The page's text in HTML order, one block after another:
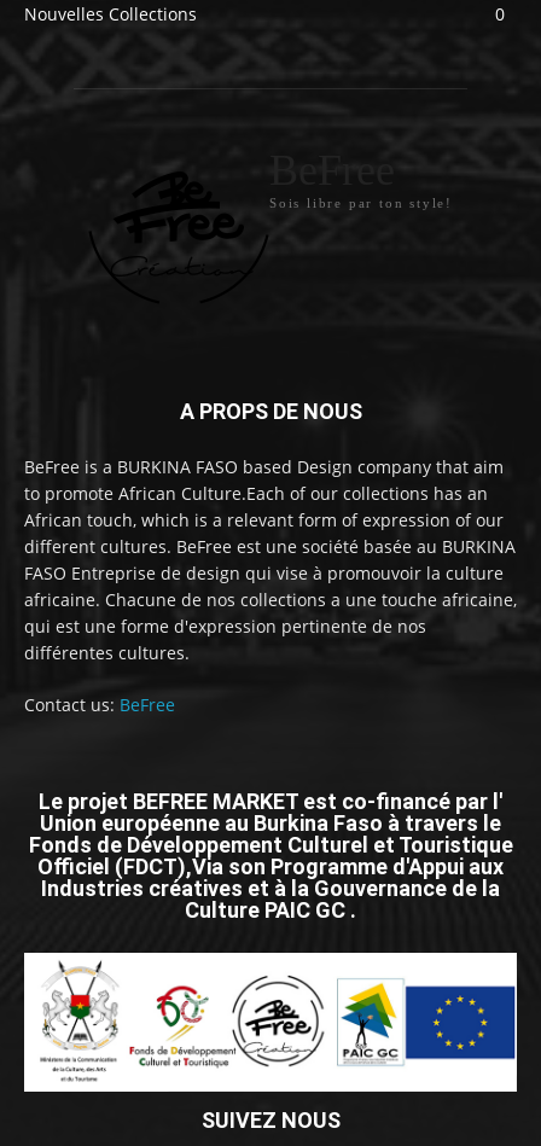
Nouvelles Collections
0
Sois libre par ton style!
A PROPS DE NOUS
BeFree is a BURKINA FASO based Design company that aim
to promote African Culture.Each of our collections has an
African touch, which is a relevant form of expression of our
different cultures. BeFree est une société basée au BURKINA
FASO Entreprise de design qui vise à promouvoir la culture
africaine. Chacune de nos collections a une touche africaine,
qui est une forme d'expression pertinente de nos
différentes cultures.
Contact us: BeFree
Le projet BEFREE MARKET est co-financé par l'
Union européenne au Burkina Faso à travers le
Fonds de Développement Culturel et Touristique
Officiel (FDCT),Via son Programme d'Appui aux
Industries créatives et à la Gouvernance de la
Culture PAIC GC .
SUIVEZ NOUS